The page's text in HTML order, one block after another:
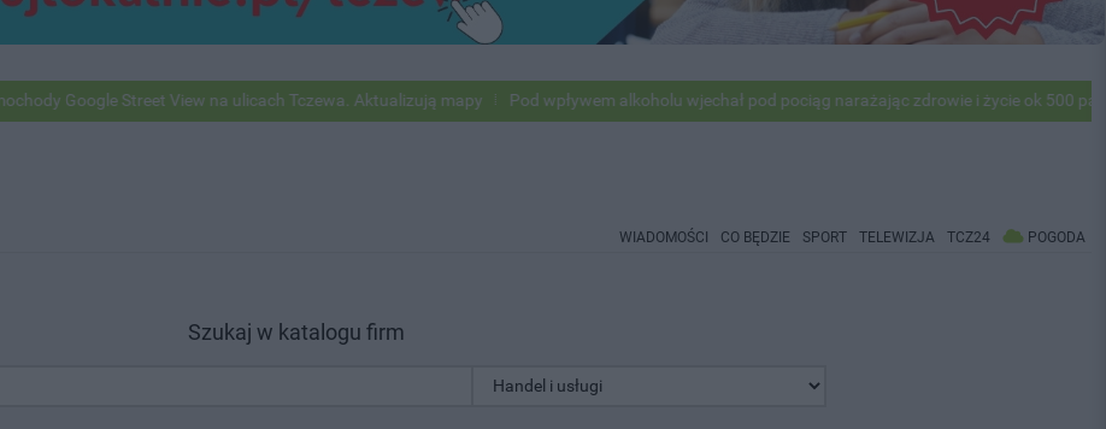
Street View na ulicach Tczewa. Aktualizują mapy Pod wpływem alkoholu wjechał pod pociąg narażając zdrowie i życie ok 500 pasażerów!
WIADOMOŚCI CO BĘDZIE SPORT TELEWIZJA TCZ24 POGODA
Szukaj w katalogu firm